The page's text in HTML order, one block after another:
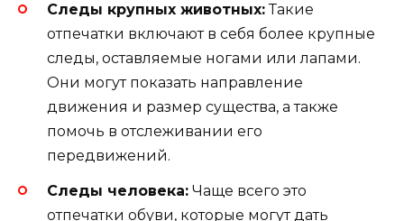
Следы крупных животных:Такие
отпечатки включают в себя более крупные
следы, оставляемые ногами или лапами.
Они могут показать направление
движения и размер существа, а также
помочь в отслеживании его
передвижений.
Следы человека: Чаще всего это
отпечатки обуви, которые могут дать